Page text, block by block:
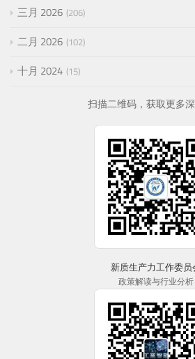
三月 2026 206
二月 2026 102
十月 2024 15
扫描二维码，获取更多
新质生产力工作委员
政策解读与行业分析